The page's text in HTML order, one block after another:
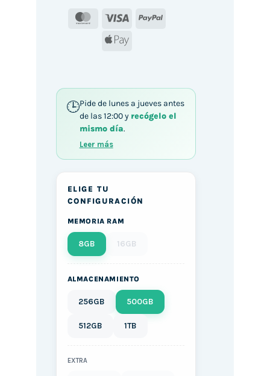
MasterCard
Visa
PayPal
Apple
Pide de lunes a jueves antes
de las 12:00 y recógelo el
mismo día.
Leer más
ELIGE TU
CONFIGURACIÓN
MEMORIA RAM
8GB 16GB
ALMACENAMIENTO
256GB 500GB
512GB 1TB
EXTRA